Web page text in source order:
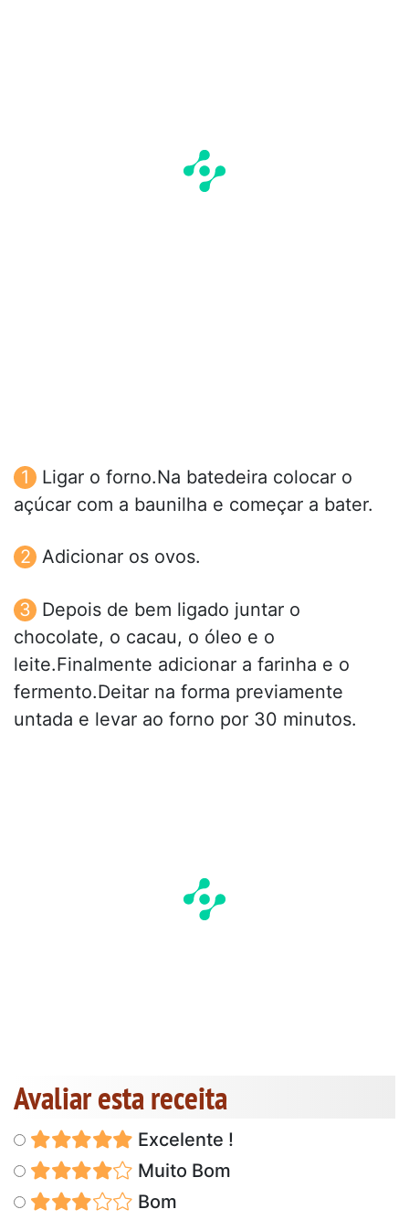
Ligar o forno.Na batedeira colocar o
açúcar com a baunilha e começar a bater.
Adicionar os ovos.
Depois de bem ligado juntar o
chocolate, o cacau, o óleo e o
leite.Finalmente adicionar a farinha e o
fermento.Deitar na forma previamente
untada e levar ao forno por 30 minutos.
Avaliar esta receita
Excelente !
Muito Bom
Bom